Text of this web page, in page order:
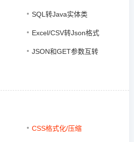
SQL转Java实体类
Excel/CSV转Json格式
JSON和GET参数互转
CSS格式化/压缩